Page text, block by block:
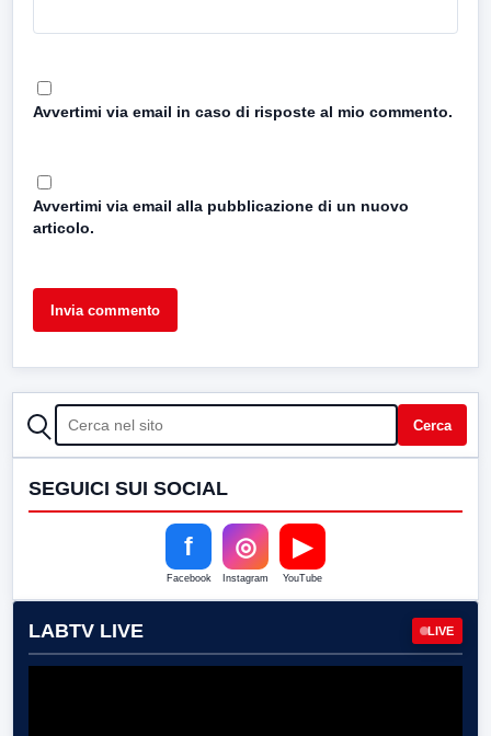
Avvertimi via email in caso di risposte al mio commento.
Avvertimi via email alla pubblicazione di un nuovo
articolo.
CERCA Cerca
SEGUICI SUI SOCIAL
f
Facebook
◎
Instagram
▶
YouTube
LABTV LIVE LIVE